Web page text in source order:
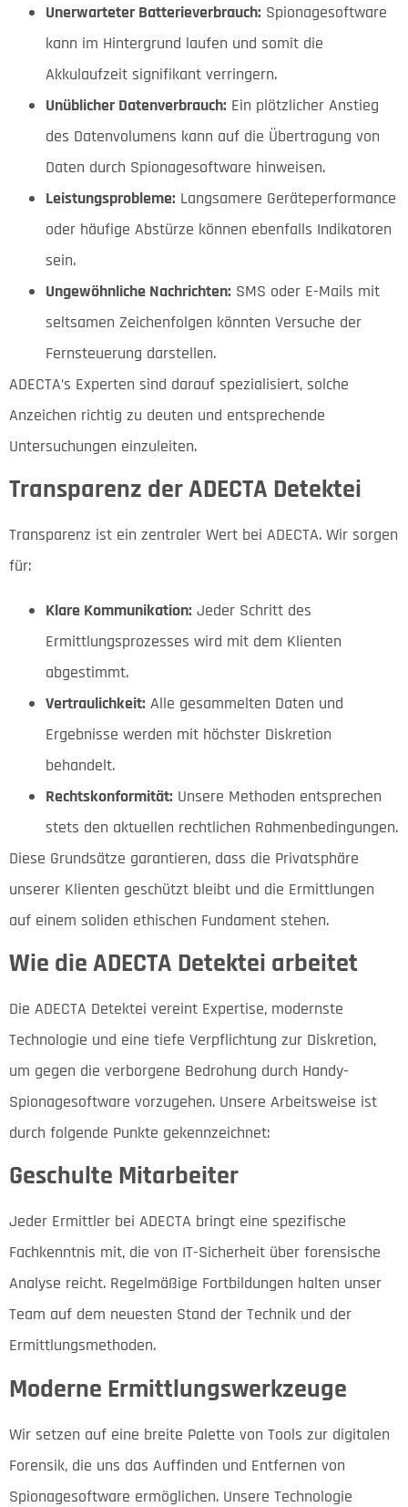
Unerwarteter Batterieverbrauch: Spionagesoftware
kann im Hintergrund laufen und somit die
Akkulaufzeit signifikant verringern.
Unüblicher Datenverbrauch: Ein plötzlicher Anstieg
des Datenvolumens kann auf die Übertragung von
Daten durch Spionagesoftware hinweisen.
Leistungsprobleme: Langsamere Geräteperformance
oder häufige Abstürze können ebenfalls Indikatoren
sein.
Ungewöhnliche Nachrichten: SMS oder E-Mails mit
seltsamen Zeichenfolgen könnten Versuche der
Fernsteuerung darstellen.
ADECTA’s Experten sind darauf spezialisiert, solche
Anzeichen richtig zu deuten und entsprechende
Untersuchungen einzuleiten.
Transparenz der ADECTA Detektei
Transparenz ist ein zentraler Wert bei ADECTA. Wir sorgen
für:
Klare Kommunikation: Jeder Schritt des
Ermittlungsprozesses wird mit dem Klienten
abgestimmt.
Vertraulichkeit: Alle gesammelten Daten und
Ergebnisse werden mit höchster Diskretion
behandelt.
Rechtskonformität: Unsere Methoden entsprechen
stets den aktuellen rechtlichen Rahmenbedingungen.
Diese Grundsätze garantieren, dass die Privatsphäre
unserer Klienten geschützt bleibt und die Ermittlungen
auf einem soliden ethischen Fundament stehen.
Wie die ADECTA Detektei arbeitet
Die ADECTA Detektei vereint Expertise, modernste
Technologie und eine tiefe Verpflichtung zur Diskretion,
um gegen die verborgene Bedrohung durch Handy-
Spionagesoftware vorzugehen. Unsere Arbeitsweise ist
durch folgende Punkte gekennzeichnet:
Geschulte Mitarbeiter
Jeder Ermittler bei ADECTA bringt eine spezifische
Fachkenntnis mit, die von IT-Sicherheit über forensische
Analyse reicht. Regelmäßige Fortbildungen halten unser
Team auf dem neuesten Stand der Technik und der
Ermittlungsmethoden.
Moderne Ermittlungswerkzeuge
Wir setzen auf eine breite Palette von Tools zur digitalen
Forensik, die uns das Auffinden und Entfernen von
Spionagesoftware ermöglichen. Unsere Technologie